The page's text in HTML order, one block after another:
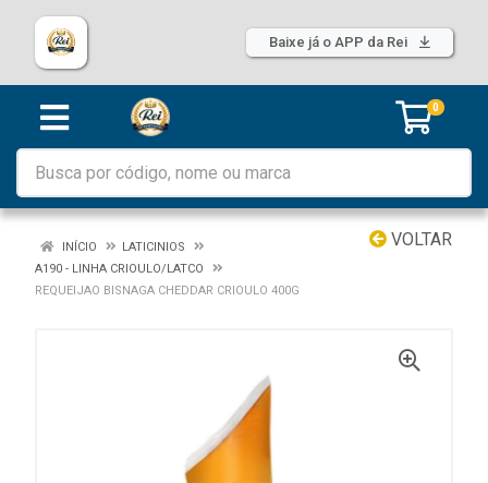
Baixe já o APP da Rei
0
VOLTAR
INÍCIO
LATICINIOS
A190 - LINHA CRIOULO/LATCO
REQUEIJAO BISNAGA CHEDDAR CRIOULO 400G